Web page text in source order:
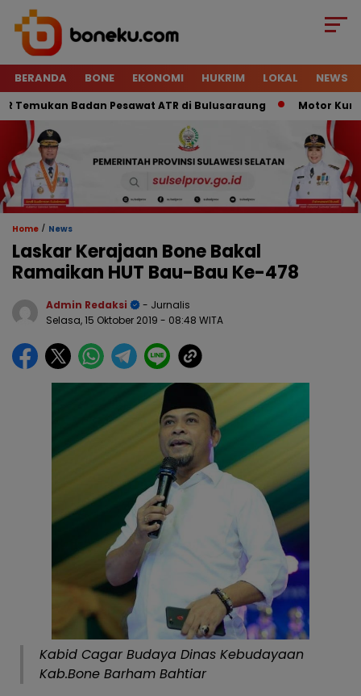
BERANDA BONE EKONOMI HUKRIM LOKAL NEWS
Badan Pesawat ATR di Bulusaraung Motor Kurir
Home / News
Laskar Kerajaan Bone Bakal
Ramaikan HUT Bau-Bau Ke-478
Admin Redaksi
- Jurnalis
Selasa, 15 Oktober 2019 - 08:48 WITA
Kabid Cagar Budaya Dinas Kebudayaan
Kab.Bone Barham Bahtiar